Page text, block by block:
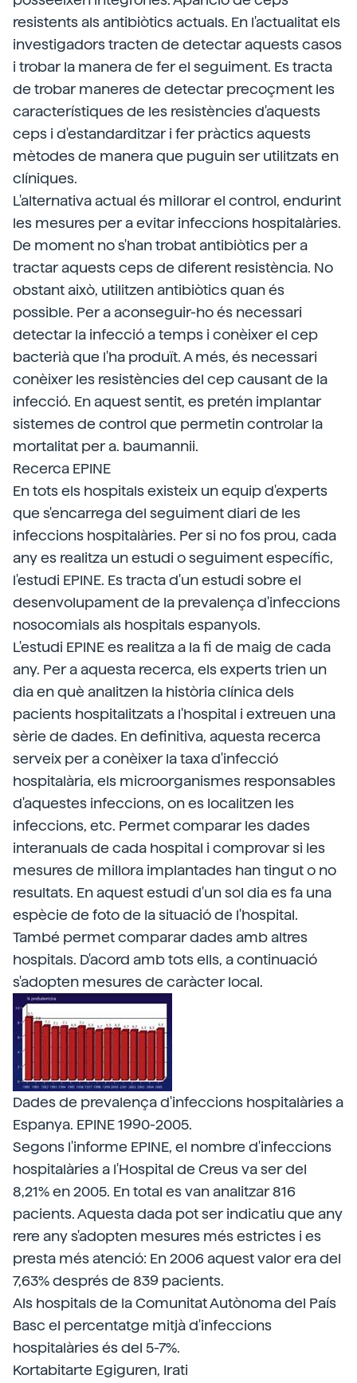
resistents als antibiòtics actuals. En l'actualitat els
investigadors tracten de detectar aquests casos
i trobar la manera de fer el seguiment. Es tracta
de trobar maneres de detectar precoçment les
característiques de les resistències d'aquests
ceps i d'estandarditzar i fer pràctics aquests
mètodes de manera que puguin ser utilitzats en
clíniques.
L'alternativa actual és millorar el control, endurint
les mesures per a evitar infeccions hospitalàries.
De moment no s'han trobat antibiòtics per a
tractar aquests ceps de diferent resistència. No
obstant això, utilitzen antibiòtics quan és
possible. Per a aconseguir-ho és necessari
detectar la infecció a temps i conèixer el cep
bacterià que l'ha produït. A més, és necessari
conèixer les resistències del cep causant de la
infecció. En aquest sentit, es pretén implantar
sistemes de control que permetin controlar la
mortalitat per a. baumannii.
Recerca EPINE
En tots els hospitals existeix un equip d'experts
que s'encarrega del seguiment diari de les
infeccions hospitalàries. Per si no fos prou, cada
any es realitza un estudi o seguiment específic,
l'estudi EPINE. Es tracta d'un estudi sobre el
desenvolupament de la prevalença d'infeccions
nosocomials als hospitals espanyols.
L'estudi EPINE es realitza a la fi de maig de cada
any. Per a aquesta recerca, els experts trien un
dia en què analitzen la història clínica dels
pacients hospitalitzats a l'hospital i extreuen una
sèrie de dades. En definitiva, aquesta recerca
serveix per a conèixer la taxa d'infecció
hospitalària, els microorganismes responsables
d'aquestes infeccions, on es localitzen les
infeccions, etc. Permet comparar les dades
interanuals de cada hospital i comprovar si les
mesures de millora implantades han tingut o no
resultats. En aquest estudi d'un sol dia es fa una
espècie de foto de la situació de l'hospital.
També permet comparar dades amb altres
hospitals. D'acord amb tots ells, a continuació
s'adopten mesures de caràcter local.
Dades de prevalença d'infeccions hospitalàries a
Espanya. EPINE 1990-2005.
Segons l'informe EPINE, el nombre d'infeccions
hospitalàries a l'Hospital de Creus va ser del
8,21% en 2005. En total es van analitzar 816
pacients. Aquesta dada pot ser indicatiu que any
rere any s'adopten mesures més estrictes i es
presta més atenció: En 2006 aquest valor era del
7,63% després de 839 pacients.
Als hospitals de la Comunitat Autònoma del País
Basc el percentatge mitjà d'infeccions
hospitalàries és del 5-7%.
Kortabitarte Egiguren, Irati